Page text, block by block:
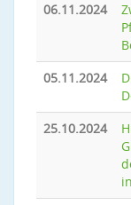
06.11.2024
05.11.2024
25.10.2024